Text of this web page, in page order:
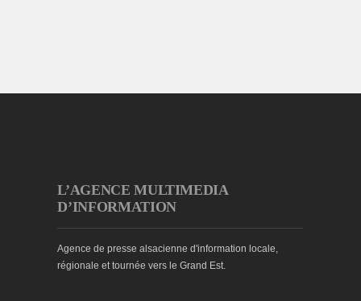
L’AGENCE MULTIMEDIA
D’INFORMATION
Agence de presse alsacienne d'information locale,
régionale et tournée vers le Grand Est.